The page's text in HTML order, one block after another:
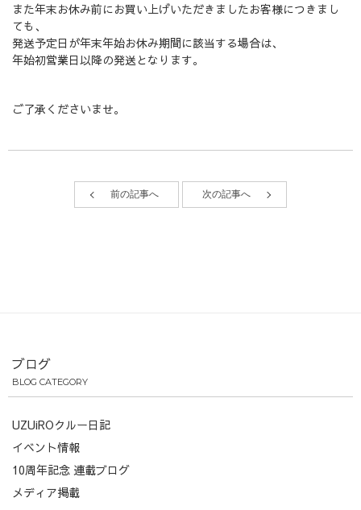
また年末お休み前にお買い上げいただきましたお客様につきまし
ても、
発送予定日が年末年始お休み期間に該当する場合は、
年始初営業日以降の発送となります。
ご了承くださいませ。
前の記事へ 次の記事へ
ブログ
BLOG CATEGORY
UZUiROクルー日記
イベント情報
10周年記念 連載ブログ
メディア掲載